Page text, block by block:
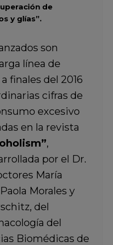
de
y glías”.
son
línea de
finales del 2016
cifras de
excesivo
en la revista
,
por el Dr.
María
Morales y
del
del
Biomédicas de